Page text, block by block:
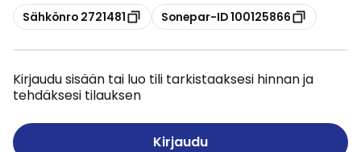
Kopioi
Sähkönro 2721481 Kopioi
Sonepar-ID 100125866
Kirjaudu sisään tai luo tili tarkistaaksesi hinnan ja
tehdäksesi tilauksen
Kirjaudu